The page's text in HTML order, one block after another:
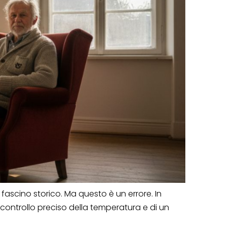
storico. Ma questo è un errore. In
preciso della temperatura e di un